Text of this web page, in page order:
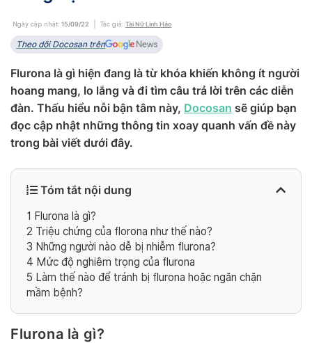
Ngày cập nhật: 15/09/22 Tác giả: Tài Nữ Linh Hảo
Theo dõi Docosan trên
Flurona là gì hiện đang là từ khóa khiến không ít người
hoang mang, lo lắng và đi tìm câu trả lời trên các diễn
đàn. Thấu hiểu nỗi bận tâm này, Docosan sẽ giúp bạn
đọc cập nhật những thông tin xoay quanh vấn đề này
trong bài viết dưới đây.
Tóm tắt nội dung
1 Flurona là gì?
2 Triệu chứng của florona như thế nào?
3 Những người nào dễ bị nhiễm flurona?
4 Mức độ nghiêm trọng của flurona
5 Làm thế nào để tránh bị flurona hoặc ngăn chặn
mầm bệnh?
Flurona là gì?